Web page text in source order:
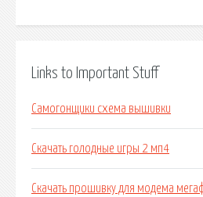
Links to Important Stuff
Самогонщики схема вышивки
Скачать голодные игры 2 мп4
Скачать прошивку для модема